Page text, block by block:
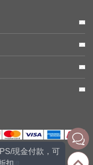
現金付款，可
扣
查證